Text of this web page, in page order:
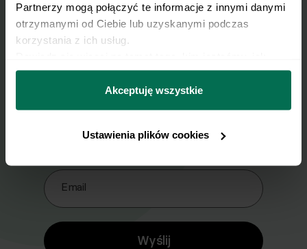
Partnerzy mogą połączyć te informacje z innymi danymi
otrzymanymi od Ciebie lub uzyskanymi podczas
korzystania z ich usług.
można się z nami skontaktować i w jaki sposób
przetwarzamy dane osobowe w ramach
prywatności.
Akceptuję wszystkie
Ustawienia plików cookies
Wyślij przepis na e-mail
skrzynkę e-mail.
Zapisz się do naszego Newslettera
Email
Wyślij